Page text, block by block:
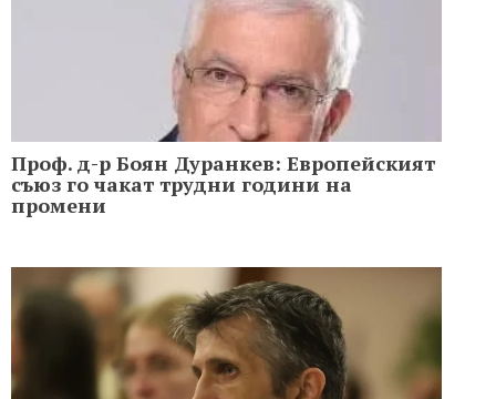
Проф. д-р Боян Дуранкев: Европейският
съюз го чакат трудни години на
промени